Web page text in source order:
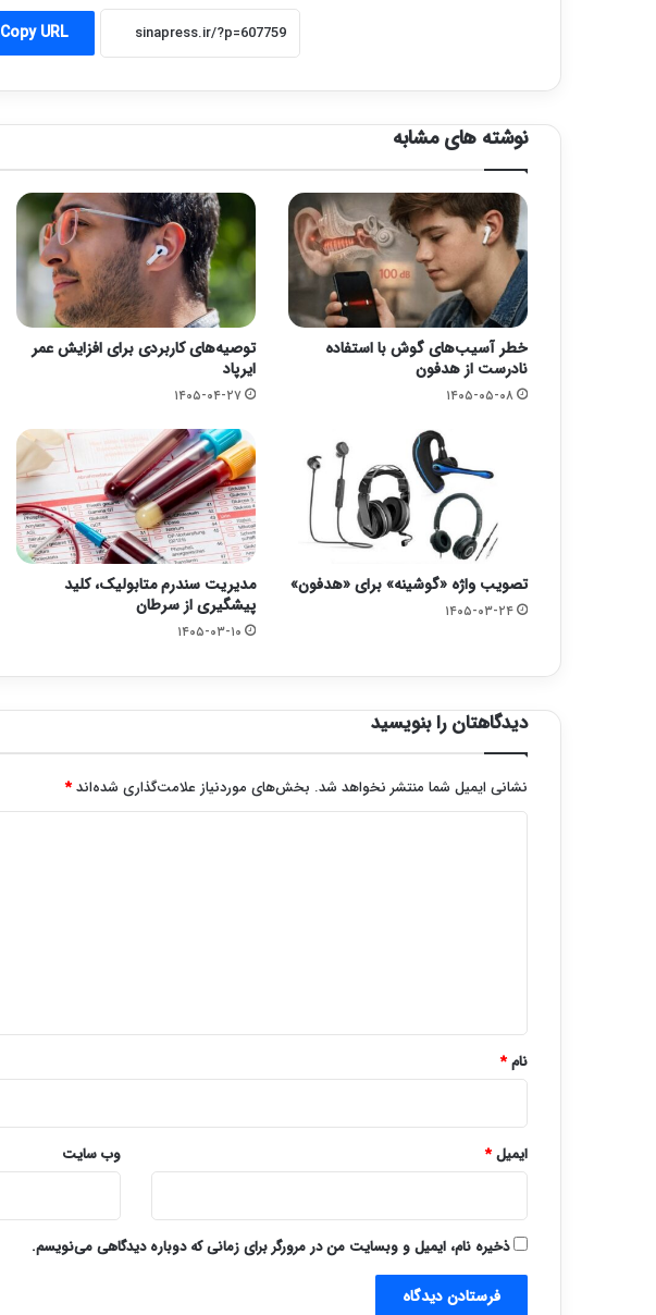
Copy URL
نوشته های مشابه
خطر آسیب‌های گوش با استفاده
نادرست از هدفون
۱۴۰۵-۰۵-۰۸
توصیه‌های کاربردی برای افزایش عمر
ایرپاد
۱۴۰۵-۰۴-۲۷
تصویب واژه «گوشینه» برای «هدفون»
۱۴۰۵-۰۳-۲۴
مدیریت سندرم متابولیک، کلید
پیشگیری از سرطان
۱۴۰۵-۰۳-۱۰
دیدگاهتان را بنویسید
نشانی ایمیل شما منتشر نخواهد شد. بخش‌های موردنیاز علامت‌گذاری شده‌اند*
نام*
ایمیل* وب‌ سایت
ذخیره نام، ایمیل و وبسایت من در مرورگر برای زمانی که دوباره دیدگاهی می‌نویسم.